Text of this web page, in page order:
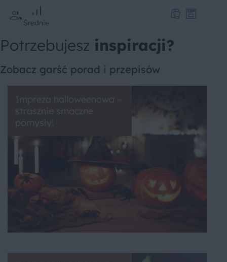
Średnie
Potrzebujesz inspiracji?
Zobacz garść porad i przepisów
Impreza halloweenowa –
strasznie smaczne
pomysły!